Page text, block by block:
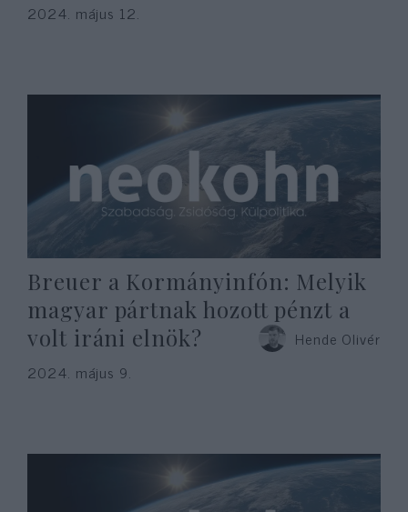
2024. május 12.
Breuer a Kormányinfón: Melyik
magyar pártnak hozott pénzt a
volt iráni elnök?
Hende Olivér
2024. május 9.